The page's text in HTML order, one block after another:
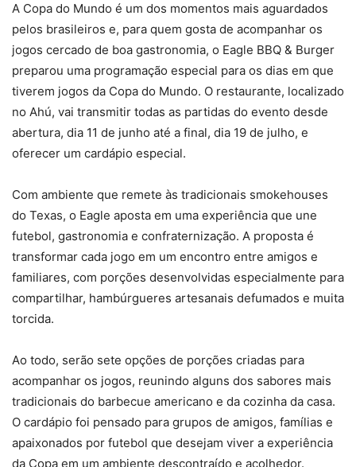
A Copa do Mundo é um dos momentos mais aguardados
pelos brasileiros e, para quem gosta de acompanhar os
jogos cercado de boa gastronomia, o Eagle BBQ & Burger
preparou uma programação especial para os dias em que
tiverem jogos da Copa do Mundo. O restaurante, localizado
no Ahú, vai transmitir todas as partidas do evento desde
abertura, dia 11 de junho até a final, dia 19 de julho, e
oferecer um cardápio especial.
Com ambiente que remete às tradicionais smokehouses
do Texas, o Eagle aposta em uma experiência que une
futebol, gastronomia e confraternização. A proposta é
transformar cada jogo em um encontro entre amigos e
familiares, com porções desenvolvidas especialmente para
compartilhar, hambúrgueres artesanais defumados e muita
torcida.
Ao todo, serão sete opções de porções criadas para
acompanhar os jogos, reunindo alguns dos sabores mais
tradicionais do barbecue americano e da cozinha da casa.
O cardápio foi pensado para grupos de amigos, famílias e
apaixonados por futebol que desejam viver a experiência
da Copa em um ambiente descontraído e acolhedor.